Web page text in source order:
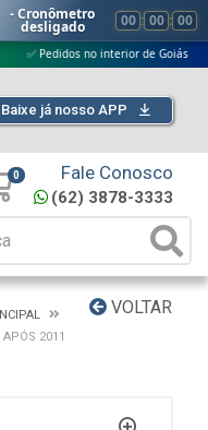
- Cronômetro
desligado 00 : 00 : 00
Pedidos no interior de Goiás
Baixe já nosso APP
0 Fale Conosco
(62) 3878-3333
VOLTAR
APÓS 2011